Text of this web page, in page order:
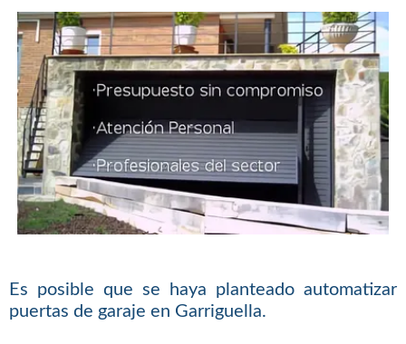
Es posible que se haya planteado automatizar
puertas de garaje en Garriguella.